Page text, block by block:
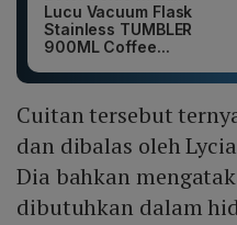
Lucu Vacuum Flask
Stainless TUMBLER
900ML Coffee...
Cuitan tersebut
dan dibalas oleh
Dia bahkan
dibutuhkan dalam